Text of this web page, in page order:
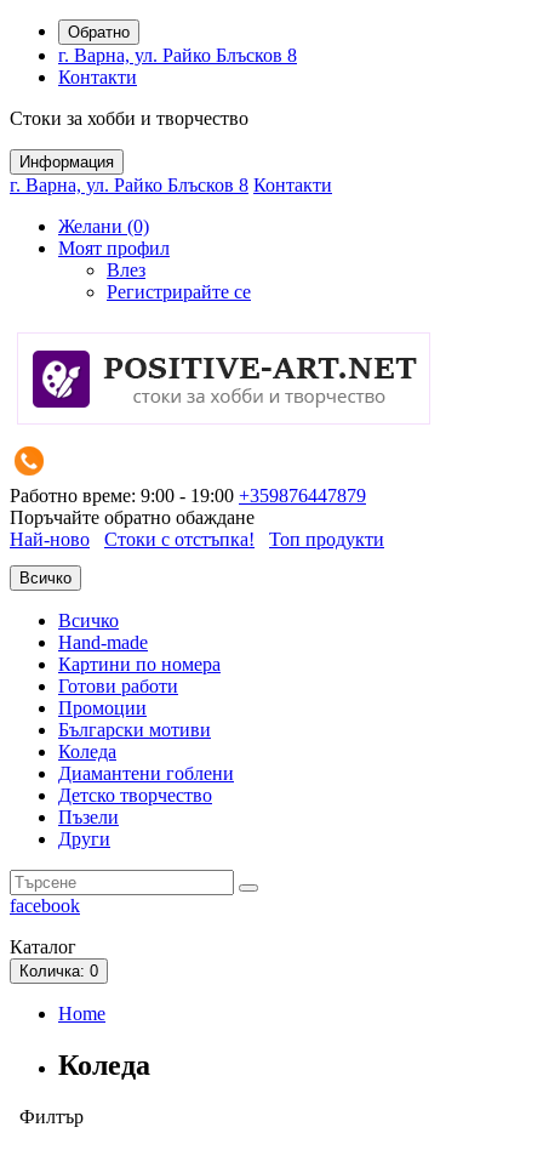
Обратно
г. Варна, ул. Райко Блъсков 8
Контакти
Стоки за хобби и творчество
Информация
г. Варна, ул. Райко Блъсков 8 Контакти
Желани (0)
Моят профил
Влез
Регистрирайте се
Работно време: 9:00 - 19:00 +359876447879
Поръчайте обратно обаждане
Най-ново
Стоки с отстъпка! Топ продукти
Всичко
Всичко
Hand-made
Картини по номера
Готови работи
Промоции
Български мотиви
Коледа
Диамантени гоблени
Детско творчество
Пъзели
Други
facebook
Каталог
Количка: 0
Home
Коледа
Филтър